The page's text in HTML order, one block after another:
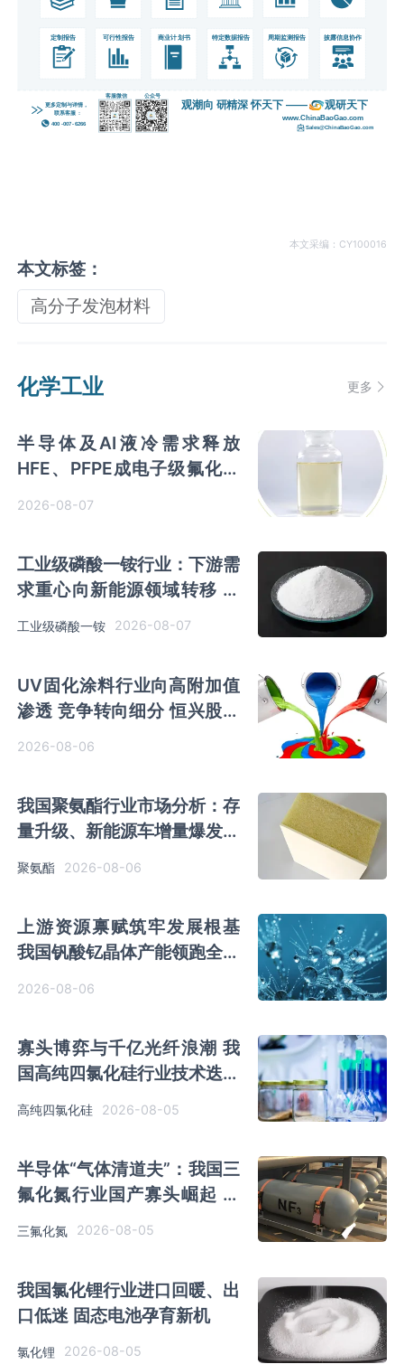
本文采编：CY100016
本文标签：
高分子发泡材料
化学工业 更多
半导体及AI液冷需求释放
HFE、PFPE成电子级氟化液
2026-08-07
工业级磷酸一铵行业：下游需
求重心向新能源领域转移 产
业链一体化趋势清晰
工业级磷酸一铵 2026-08-07
UV固化涂料行业向高附加值
渗透 竞争转向细分 恒兴股份
2026-08-06
我国聚氨酯行业市场分析：存
量升级、新能源车增量爆发与
内需托底
聚氨酯 2026-08-06
上游资源禀赋筑牢发展根基
我国钒酸钇晶体产能领跑全球
2026-08-06
寡头博弈与千亿光纤浪潮 我
国高纯四氯化硅行业技术迭代
启幕
高纯四氯化硅 2026-08-05
半导体“气体清道夫”：我国三
氟化氮行业国产寡头崛起 全
三氟化氮 2026-08-05
我国氯化锂行业进口回暖、出
口低迷 固态电池孕育新机
氯化锂 2026-08-05